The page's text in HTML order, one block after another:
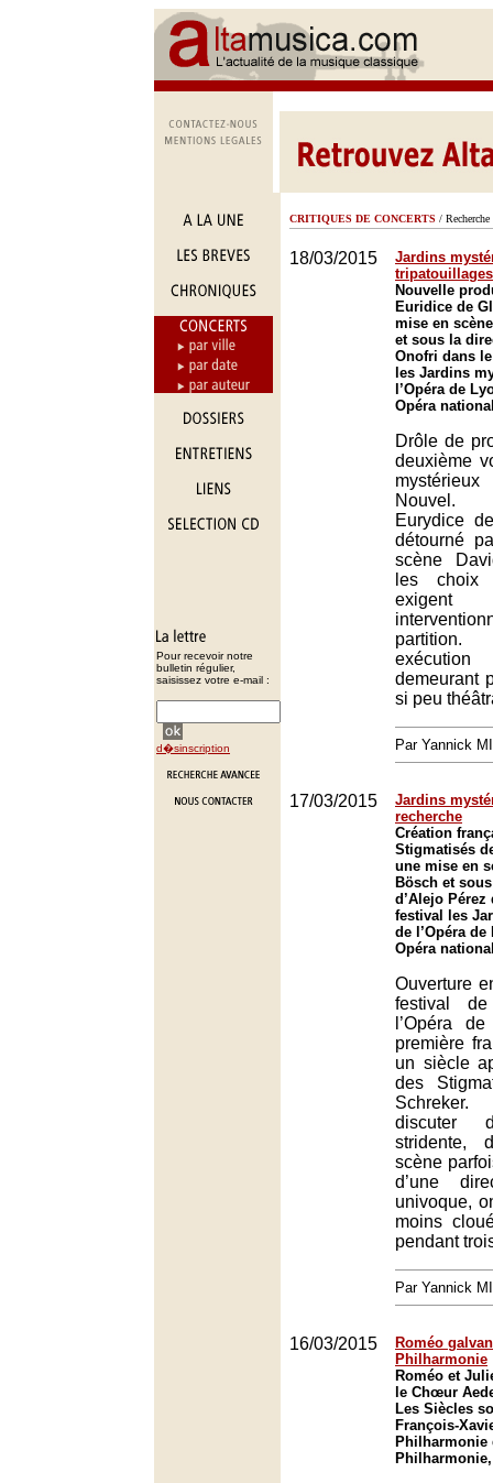
Pour recevoir notre
bulletin régulier,
saisissez votre e-mail :
d�sinscription
CRITIQUES DE CONCERTS / Recherche
18/03/2015
Jardins
tripatouillages
Nouvelle
Euridice de
mise en
et sous la
Onofri dans
les Jardins
l’Opéra de
Opéra
Drôle de
deuxième
Nouvel.
Eurydice
détourné
scène
les choix
exigent
demeurant
si peu
Par Yannick
17/03/2015
Jardins
recherche
Création
Stigmatisés
une mise en
Bösch et
d’Alejo
festival les
de l’Opéra de
Opéra
Ouverture
festival
l’Opéra
première
un siècle
des
discuter
stridente,
scène
d’une
univoque,
moins
pendant
Par Yannick
16/03/2015
Roméo
Philharmonie
Roméo et
le Chœur
Les Siècles
François-
Philharmonie